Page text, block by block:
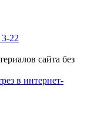
22
сайта без
в интернет-